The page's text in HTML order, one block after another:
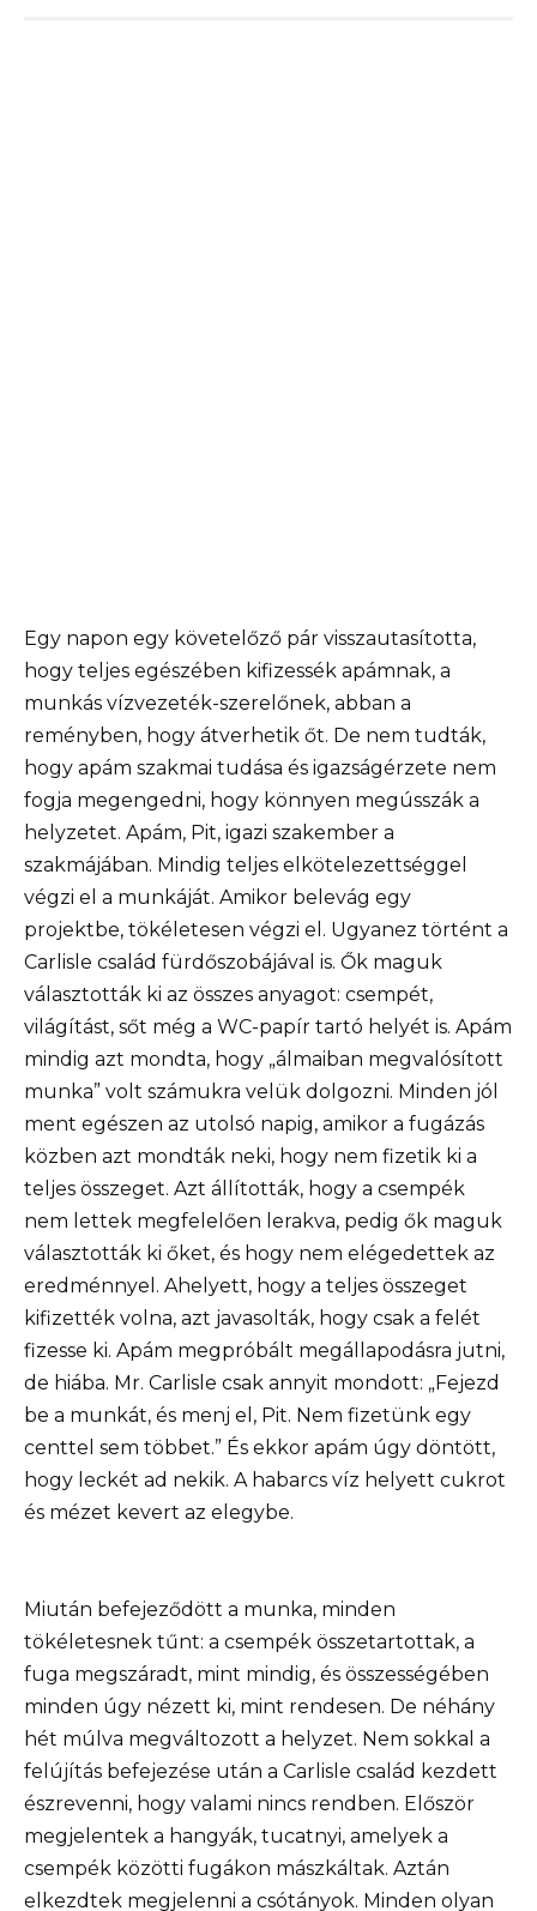
Egy napon egy követelőző pár visszautasította,
hogy teljes egészében kifizessék apámnak, a
munkás vízvezeték-szerelőnek, abban a
reményben, hogy átverhetik őt. De nem tudták,
hogy apám szakmai tudása és igazságérzete nem
fogja megengedni, hogy könnyen megússzák a
helyzetet. Apám, Pit, igazi szakember a
szakmájában. Mindig teljes elkötelezettséggel
végzi el a munkáját. Amikor belevág egy
projektbe, tökéletesen végzi el. Ugyanez történt a
Carlisle család fürdőszobájával is. Ők maguk
választották ki az összes anyagot: csempét,
világítást, sőt még a WC-papír tartó helyét is. Apám
mindig azt mondta, hogy „álmaiban megvalósított
munka” volt számukra velük dolgozni. Minden jól
ment egészen az utolsó napig, amikor a fugázás
közben azt mondták neki, hogy nem fizetik ki a
teljes összeget. Azt állították, hogy a csempék
nem lettek megfelelően lerakva, pedig ők maguk
választották ki őket, és hogy nem elégedettek az
eredménnyel. Ahelyett, hogy a teljes összeget
kifizették volna, azt javasolták, hogy csak a felét
fizesse ki. Apám megpróbált megállapodásra jutni,
de hiába. Mr. Carlisle csak annyit mondott: „Fejezd
be a munkát, és menj el, Pit. Nem fizetünk egy
centtel sem többet.” És ekkor apám úgy döntött,
hogy leckét ad nekik. A habarcs víz helyett cukrot
és mézet kevert az elegybe.
Miután befejeződött a munka, minden
tökéletesnek tűnt: a csempék összetartottak, a
fuga megszáradt, mint mindig, és összességében
minden úgy nézett ki, mint rendesen. De néhány
hét múlva megváltozott a helyzet. Nem sokkal a
felújítás befejezése után a Carlisle család kezdett
észrevenni, hogy valami nincs rendben. Először
megjelentek a hangyák, tucatnyi, amelyek a
csempék közötti fugákon mászkáltak. Aztán
elkezdtek megjelenni a csótányok. Minden olyan